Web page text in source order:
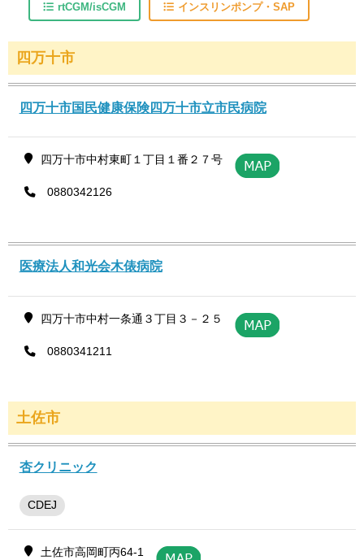
rtCGM/isCGM インスリンポンプ・SAP
四万十市
四万十市国民健康保険四万十市立市民病院
四万十市中村東町１丁目１番２７号
0880342126
医療法人和光会木俵病院
四万十市中村一条通３丁目３－２５
0880341211
土佐市
杏クリニック
CDEJ
土佐市高岡町丙64-1